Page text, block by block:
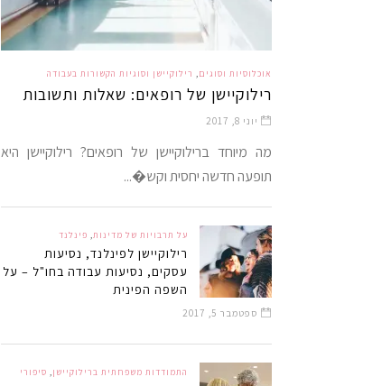
אוכלוסיות וסוגים, רילוקיישן וסוגיות הקשורות בעבודה
רילוקיישן של רופאים: שאלות ותשובות
יוני 8, 2017
מה מיוחד ברילוקיישן של רופאים? רילוקיישן היא
תופעה חדשה יחסית וקש�...
על תרבויות של מדינות, פינלנד
רילוקיישן לפינלנד, נסיעות
עסקים, נסיעות עבודה בחו"ל – על
השפה הפינית
ספטמבר 5, 2017
התמודדות משפחתית ברילוקיישן, סיפורי